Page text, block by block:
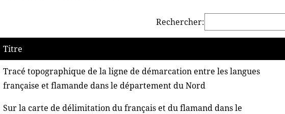
Rechercher:
Titre
Tracé topographique de la ligne de démarcation entre les langues
française et flamande dans le département du Nord
Sur la carte de délimitation du français et du flamand dans le